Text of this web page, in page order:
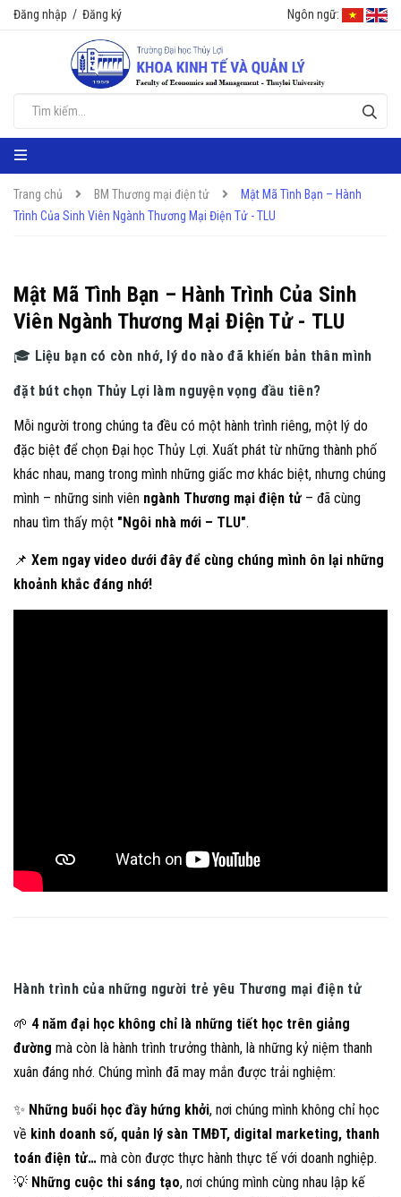
Đăng nhập / Đăng ký Ngôn ngữ:
Trang chủ BM Thương mại điện tử
Mật Mã Tình Bạn – Hành
Trình Của Sinh Viên Ngành Thương Mại Điện Tử - TLU
Mật Mã Tình Bạn – Hành Trình Của Sinh
Viên Ngành Thương Mại Điện Tử - TLU
🎓 Liệu bạn có còn nhớ, lý do nào đã khiến bản thân mình
đặt bút chọn Thủy Lợi làm nguyện vọng đầu tiên?
Mỗi người trong chúng ta đều có một hành trình riêng, một lý do
đặc biệt để chọn Đại học Thủy Lợi. Xuất phát từ những thành phố
khác nhau, mang trong mình những giấc mơ khác biệt, nhưng chúng
mình – những sinh viên ngành Thương mại điện tử – đã cùng
nhau tìm thấy một "Ngôi nhà mới – TLU".
📌 Xem ngay video dưới đây để cùng chúng mình ôn lại những
khoảnh khắc đáng nhớ!
Hành trình của những người trẻ yêu Thương mại điện tử
🌱 4 năm đại học không chỉ là những tiết học trên giảng
đường mà còn là hành trình trưởng thành, là những kỷ niệm thanh
xuân đáng nhớ. Chúng mình đã may mắn được trải nghiệm:
✨ Những buổi học đầy hứng khởi, nơi chúng mình không chỉ học
về kinh doanh số, quản lý sàn TMĐT, digital marketing, thanh
toán điện tử… mà còn được thực hành thực tế với doanh nghiệp.
💡 Những cuộc thi sáng tạo, nơi chúng mình cùng nhau lập kế